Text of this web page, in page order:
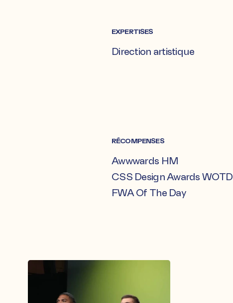
EXPERTISES
Direction artistique
RÉCOMPENSES
Awwwards HM
CSS Design Awards WOTD
FWA Of The Day